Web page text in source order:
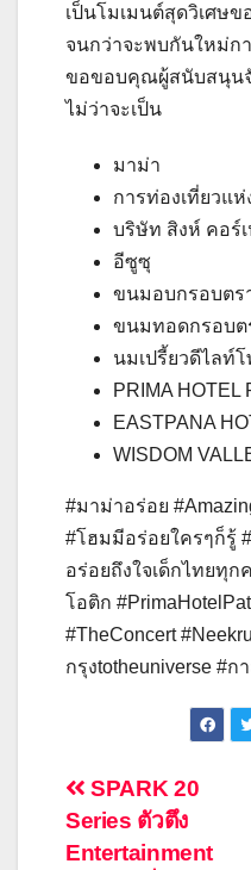
เป็นโมเมนต์สุดวิเศษข
จนกว่าจะพบกันใหม่ก
ขอขอบคุณผู้สนับสนุน
ไม่ว่าจะเป็น
มาม่า
การท่องเที่ยวแห่
บริษัท สิงห์ คอร์
อีซูซุ
ขนมอบกรอบตร
ขนมทอดกรอบต
นมเปรี้ยวดีไลท์
PRIMA HOTEL
EASTPANA
WISDOM
#มาม่าอร่อย
#โฮมมีอร่อยใครๆก็รู้
อร่อยถึงใจเด็กไทยทุก
โอติก
#TheConcert
กรุงtotheuniverse #ก
แนะแนว
เรื่อง
SPARK 20
Series ตัวตึง
Entertainment